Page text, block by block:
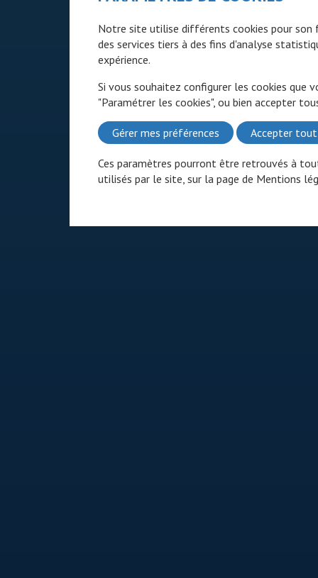
Notre site utilise différents cookies pour son
des services tiers à des fins d'analyse
expérience.
Si vous souhaitez configurer les cookies que
"Paramétrer les cookies", ou bien accepter
Gérer mes préférences Accepter tout
Ces paramètres pourront être retrouvés à
utilisés par le site, sur la page de Mentions